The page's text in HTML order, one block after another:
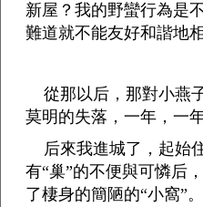
新屋？我的野蠻行為是
難道就不能友好和諧地
從那以后，那對小燕
莫明的失落，一年，一
后來我進城了，起始
有“巢”的不便與可憐后
了棲身的簡陋的“小窩”